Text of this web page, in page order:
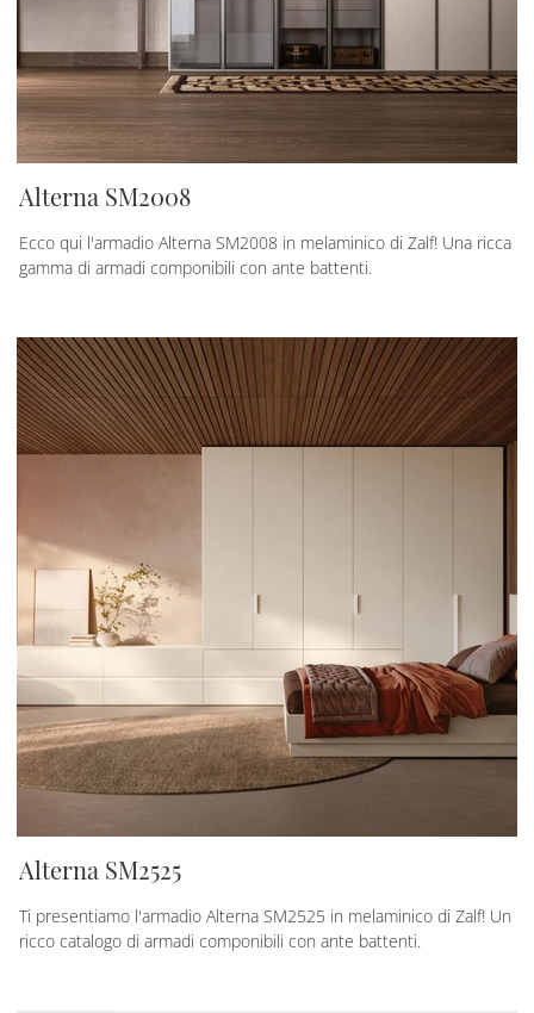
Alterna SM2008
Ecco qui l'armadio Alterna SM2008 in melaminico di Zalf! Una ricca
gamma di armadi componibili con ante battenti.
Alterna SM2525
Ti presentiamo l'armadio Alterna SM2525 in melaminico di Zalf! Un
ricco catalogo di armadi componibili con ante battenti.